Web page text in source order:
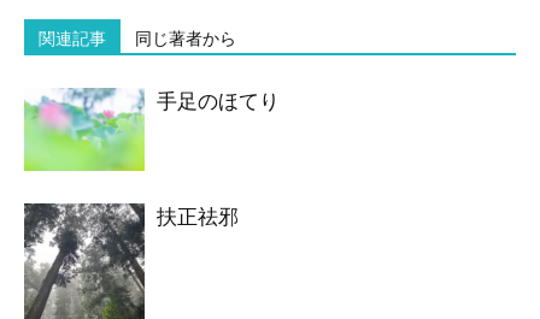
関連記事 同じ著者から
手足のほてり
扶正祛邪